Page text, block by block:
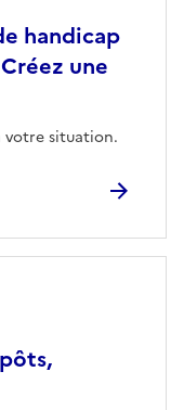
handicap
une
votre situation.